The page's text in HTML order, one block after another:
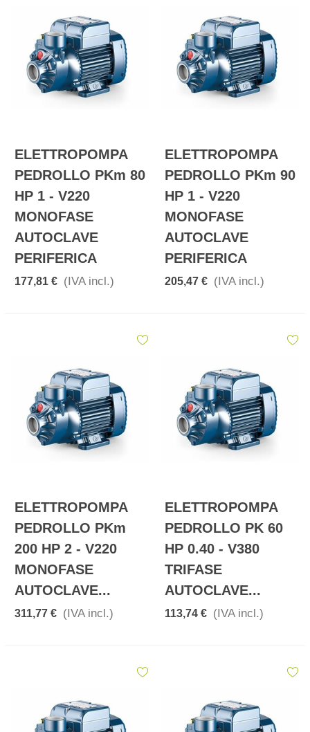
ELETTROPOMPA
PEDROLLO PKm 80
HP 1 - V220
MONOFASE
AUTOCLAVE
PERIFERICA
177,81 € (IVA incl.)
ELETTROPOMPA
PEDROLLO PKm 90
HP 1 - V220
MONOFASE
AUTOCLAVE
PERIFERICA
205,47 € (IVA incl.)
ELETTROPOMPA
PEDROLLO PKm
200 HP 2 - V220
MONOFASE
AUTOCLAVE...
311,77 € (IVA incl.)
ELETTROPOMPA
PEDROLLO PK 60
HP 0.40 - V380
TRIFASE
AUTOCLAVE...
113,74 € (IVA incl.)